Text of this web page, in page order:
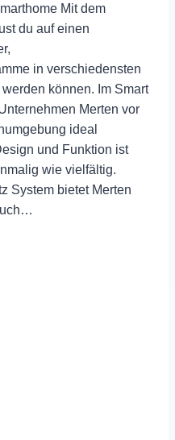
Mit dem
du auf einen
in verschiedensten
können. Im Smart
Merten vor
ideal
und Funktion ist
wie vielfältig.
System bietet Merten